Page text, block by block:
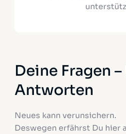
Deine Fragen
Antworten
Neues kann verunsichern.
Deswegen erfährst Du hier